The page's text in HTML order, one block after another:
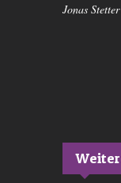
Jonas Stetter